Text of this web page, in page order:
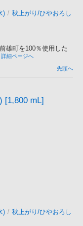
) / 秋上がり/ひやおろし
雄町を100％使用した
詳細ページへ
先頭へ
[1,800 mL]
) / 秋上がり/ひやおろし